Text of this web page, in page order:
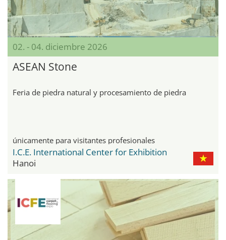
02. - 04. diciembre 2026
ASEAN Stone
Feria de piedra natural y procesamiento de piedra
únicamente para visitantes profesionales
I.C.E. International Center for Exhibition
Hanoi